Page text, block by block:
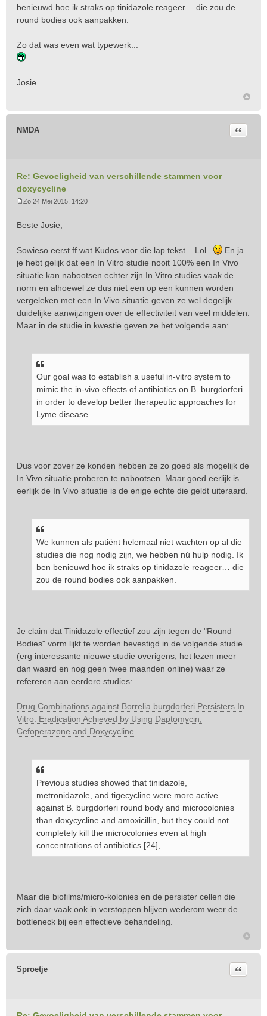
benieuwd hoe ik straks op tinidazole reageer… die zou de
round bodies ook aanpakken.
Zo dat was even wat typewerk...
Josie
NMDA
Re: Gevoeligheid van verschillende stammen voor
doxycycline
Citeer
r
c
t
Zo 24 Mei 2015, 14:20
Beste Josie,
Sowieso eerst ff wat Kudos voor die lap tekst....Lol..
En ja
je hebt gelijk dat een In Vitro studie nooit 100% een In Vivo
situatie kan nabootsen echter zijn In Vitro studies vaak de
norm en alhoewel ze dus niet een op een kunnen worden
vergeleken met een In Vivo situatie geven ze wel degelijk
duidelijke aanwijzingen over de effectiviteit van veel middelen.
Maar in de studie in kwestie geven ze het volgende aan:
Our goal was to establish a useful in-vitro system to
mimic the in-vivo effects of antibiotics on B. burgdorferi
in order to develop better therapeutic approaches for
Lyme disease.
Dus voor zover ze konden hebben ze zo goed als mogelijk de
In Vivo situatie proberen te nabootsen. Maar goed eerlijk is
eerlijk de In Vivo situatie is de enige echte die geldt uiteraard.
We kunnen als patiënt helemaal niet wachten op al die
studies die nog nodig zijn, we hebben nú hulp nodig. Ik
ben benieuwd hoe ik straks op tinidazole reageer… die
zou de round bodies ook aanpakken.
Je claim dat Tinidazole effectief zou zijn tegen de "Round
Bodies" vorm lijkt te worden bevestigd in de volgende studie
(erg interessante nieuwe studie overigens, het lezen meer
dan waard en nog geen twee maanden online) waar ze
refereren aan eerdere studies:
Drug Combinations against Borrelia burgdorferi Persisters In
Vitro: Eradication Achieved by Using Daptomycin,
Cefoperazone and Doxycycline
Previous studies showed that tinidazole,
metronidazole, and tigecycline were more active
against B. burgdorferi round body and microcolonies
than doxycycline and amoxicillin, but they could not
completely kill the microcolonies even at high
concentrations of antibiotics [24],
Maar die biofilms/micro-kolonies en de persister cellen die
zich daar vaak ook in verstoppen blijven wederom weer de
bottleneck bij een effectieve behandeling.
Sproetje Citeer